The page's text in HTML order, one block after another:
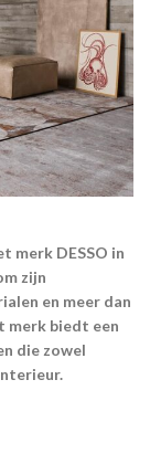
merk DESSO in
zijn
en meer dan
merk biedt een
die zowel